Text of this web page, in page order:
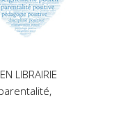
LIBRAIRIE